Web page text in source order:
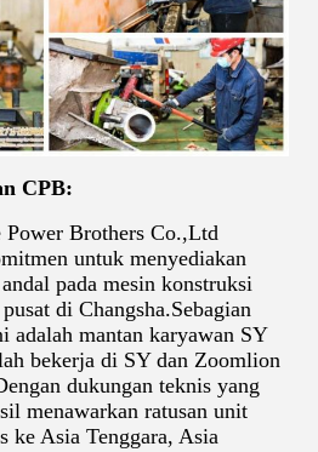
CPB:
Brothers Co.,Ltd
untuk menyediakan
pada mesin konstruksi
di Changsha.Sebagian
adalah mantan karyawan SY
bekerja di SY dan Zoomlion
dukungan teknis yang
menawarkan ratusan unit
ke Asia Tenggara, Asia